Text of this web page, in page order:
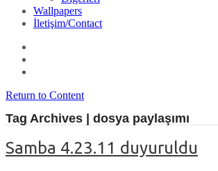
Wallpapers
İletişim/Contact
Return to Content
Tag Archives | dosya paylaşımı
Samba 4.23.11 duyuruldu